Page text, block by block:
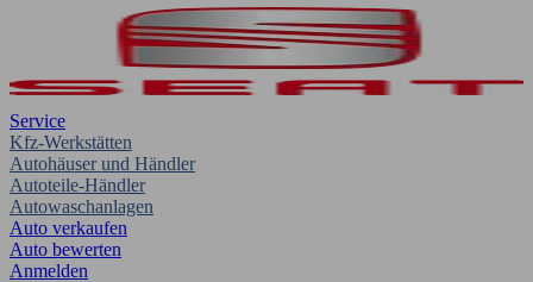
Service
Kfz-Werkstätten
Autohäuser und Händler
Autoteile-Händler
Autowaschanlagen
Auto verkaufen
Auto bewerten
Anmelden